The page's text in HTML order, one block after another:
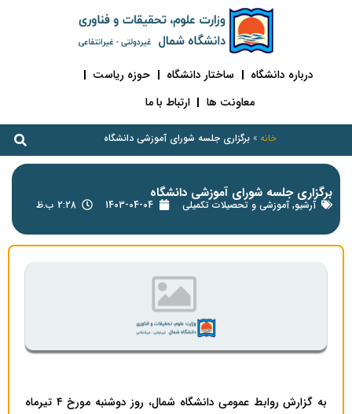
درباره دانشگاه ساختار دانشگاه
حوزه ریاست
معاونت ها
ارتباط با ما
خانه »برگزاری جلسه شورای آموزشی دانشگاه
برگزاری جلسه شورای آموزشی دانشگاه
آرشیو, آموزشی و تحصیلات تکمیلی 1403-04-04 2:28 ب.ظ
به گزارش روابط عمومی دانشگاه شمال، روز دوشنبه مورخ ۴ تیرماه